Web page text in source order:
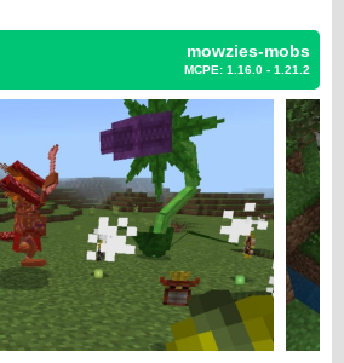
mowzies-mobs
MCPE: 1.16.0 - 1.21.2